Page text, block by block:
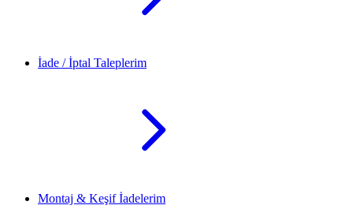
İade / İptal Taleplerim
Montaj & Keşif İadelerim